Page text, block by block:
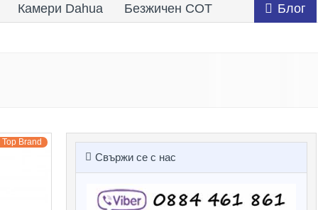
Камери Dahua Безжичен СОТ Блог
Top Brand
Свържи се с нас